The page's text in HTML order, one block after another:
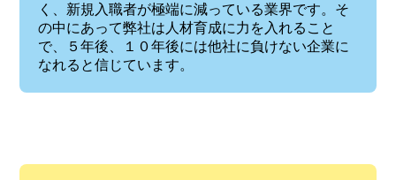
く、新規入職者が極端に減っている業界です。そ
の中にあって弊社は人材育成に力を入れること
で、５年後、１０年後には他社に負けない企業に
なれると信じています。